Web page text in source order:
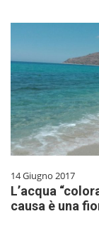
14 Giugno 2017
L’acqua
causa è una